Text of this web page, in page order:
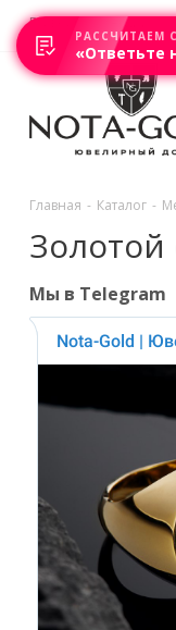
Главная Акции
Главная - Каталог -
Мы в Telegram
РАССЧИТАЕМ
«Ответьте